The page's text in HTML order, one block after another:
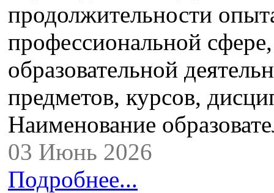
продолжительности
профессиональной
образовательной
предметов, курсов,
Наименование
03 Июнь 2026
Подробнее...